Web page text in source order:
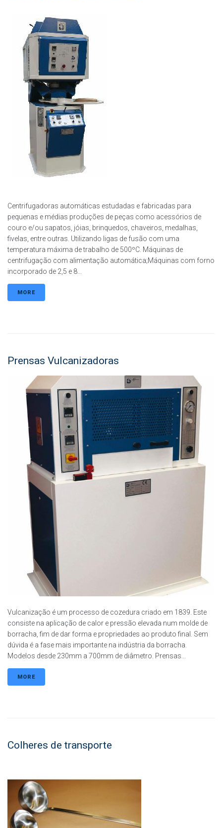
Centrifugadoras automáticas estudadas e fabricadas para
pequenas e médias produções de peças como acessórios de
couro e/ou sapatos, jóias, brinquedos, chaveiros, medalhas,
fivelas, entre outras. Utilizando ligas de fusão com uma
temperatura máxima de trabalho de 500ºC. Máquinas de
centrifugação com alimentação automática;Máquinas com forno
incorporado de 2,5 e 8...
MORE
Prensas Vulcanizadoras
Vulcanização é um processo de cozedura criado em 1839. Este
consiste na aplicação de calor e pressão elevada num molde de
borracha, fim de dar forma e propriedades ao produto final. Sem
dúvida é a fase mais importante na indústria da borracha.
Modelos desde 230mm a 700mm de diâmetro. Prensas...
MORE
Colheres de transporte